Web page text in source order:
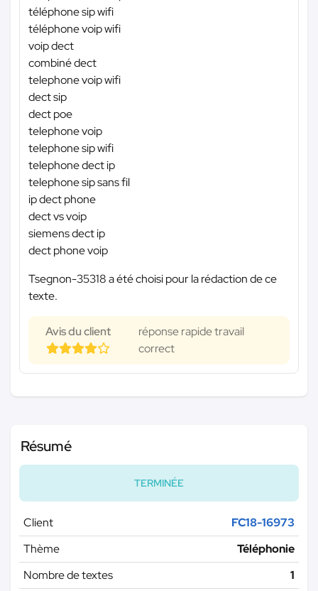
téléphone sip wifi
téléphone voip wifi
voip dect
combiné dect
telephone voip wifi
dect sip
dect poe
telephone voip
telephone sip wifi
telephone dect ip
telephone sip sans fil
ip dect phone
dect vs voip
siemens dect ip
dect phone voip
Tsegnon-35318 a été choisi pour la rédaction de ce
texte.
Avis du client
réponse rapide travail
correct
Résumé
TERMINÉE
Client
FC18-16973
Thème
Téléphonie
Nombre de textes
1